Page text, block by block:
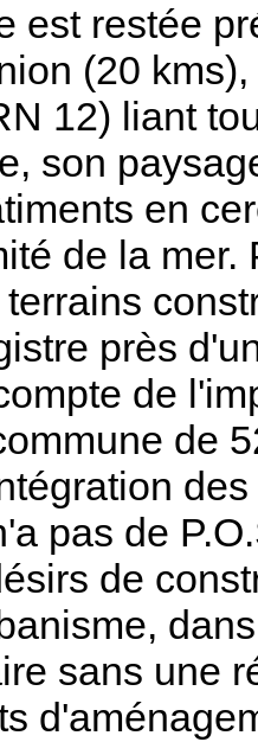
est restée
(20
12) liant
son
en
de la
près
de
de
pas de
de
sans une